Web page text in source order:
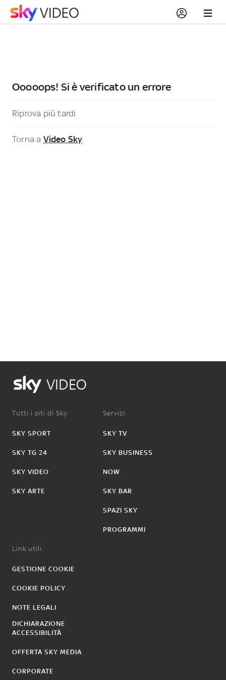
Ooooops! Si è verificato un errore
Riprova più tardi
Torna a Video Sky
VIDEO
Tutti i siti di Sky:
SKY SPORT
SKY TG 24
SKY VIDEO
SKY ARTE
Servizi:
SKY TV
SKY BUSINESS
NOW
SKY BAR
SPAZI SKY
PROGRAMMI
Link utili:
GESTIONE COOKIE
COOKIE POLICY
NOTE LEGALI
DICHIARAZIONE
ACCESSIBILITÀ
OFFERTA SKY MEDIA
CORPORATE